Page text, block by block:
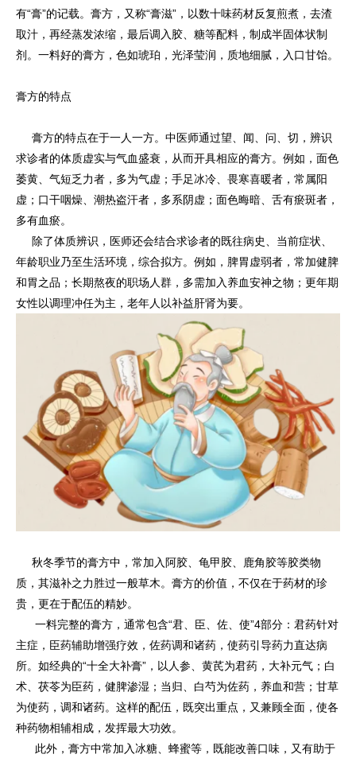
有“膏”的记载。膏方，又称“膏滋”，以数十味药材反复煎煮，去渣
取汁，再经蒸发浓缩，最后调入胶、糖等配料，制成半固体状制
剂。一料好的膏方，色如琥珀，光泽莹润，质地细腻，入口甘饴。
膏方的特点
膏方的特点在于一人一方。中医师通过望、闻、问、切，辨识
求诊者的体质虚实与气血盛衰，从而开具相应的膏方。例如，面色
萎黄、气短乏力者，多为气虚；手足冰冷、畏寒喜暖者，常属阳
虚；口干咽燥、潮热盗汗者，多系阴虚；面色晦暗、舌有瘀斑者，
多有血瘀。
除了体质辨识，医师还会结合求诊者的既往病史、当前症状、
年龄职业乃至生活环境，综合拟方。例如，脾胃虚弱者，常加健脾
和胃之品；长期熬夜的职场人群，多需加入养血安神之物；更年期
女性以调理冲任为主，老年人以补益肝肾为要。
秋冬季节的膏方中，常加入阿胶、龟甲胶、鹿角胶等胶类物
质，其滋补之力胜过一般草木。膏方的价值，不仅在于药材的珍
贵，更在于配伍的精妙。
一料完整的膏方，通常包含“君、臣、佐、使”4部分：君药针对
主症，臣药辅助增强疗效，佐药调和诸药，使药引导药力直达病
所。如经典的“十全大补膏”，以人参、黄芪为君药，大补元气；白
术、茯苓为臣药，健脾渗湿；当归、白芍为佐药，养血和营；甘草
为使药，调和诸药。这样的配伍，既突出重点，又兼顾全面，使各
种药物相辅相成，发挥最大功效。
此外，膏方中常加入冰糖、蜂蜜等，既能改善口味，又有助于